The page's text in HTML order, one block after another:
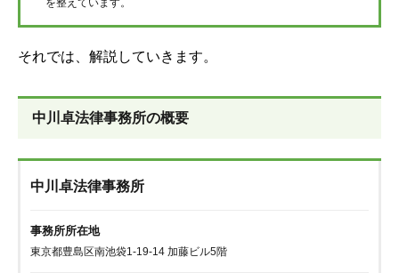
それでは、解説していきます。
中川卓法律事務所の概要
中川卓法律事務所
事務所所在地
東京都豊島区南池袋1-19-14 加藤ビル5階